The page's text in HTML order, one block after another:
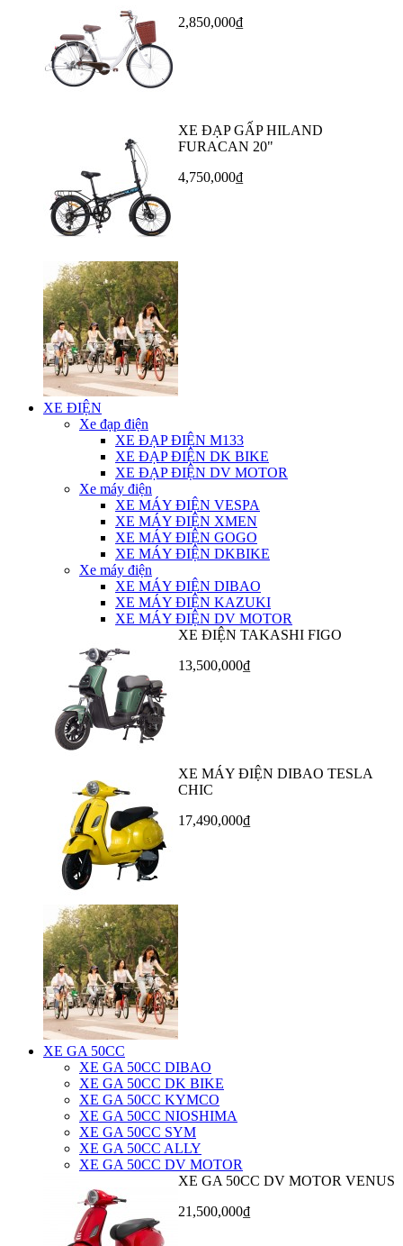
2,850,000₫
XE ĐẠP GẤP HILAND
FURACAN 20"
4,750,000₫
XE ĐIỆN
Xe đạp điện
XE ĐẠP ĐIỆN M133
XE ĐẠP ĐIỆN DK BIKE
XE ĐẠP ĐIỆN DV MOTOR
Xe máy điện
XE MÁY ĐIỆN VESPA
XE MÁY ĐIỆN XMEN
XE MÁY ĐIỆN GOGO
XE MÁY ĐIỆN DKBIKE
Xe máy điện
XE MÁY ĐIỆN DIBAO
XE MÁY ĐIỆN KAZUKI
XE MÁY ĐIỆN DV MOTOR
XE ĐIỆN TAKASHI FIGO
13,500,000₫
XE MÁY ĐIỆN DIBAO TESLA
CHIC
17,490,000₫
XE GA 50CC
XE GA 50CC DIBAO
XE GA 50CC DK BIKE
XE GA 50CC KYMCO
XE GA 50CC NIOSHIMA
XE GA 50CC SYM
XE GA 50CC ALLY
XE GA 50CC DV MOTOR
XE GA 50CC DV MOTOR VENUS
21,500,000₫